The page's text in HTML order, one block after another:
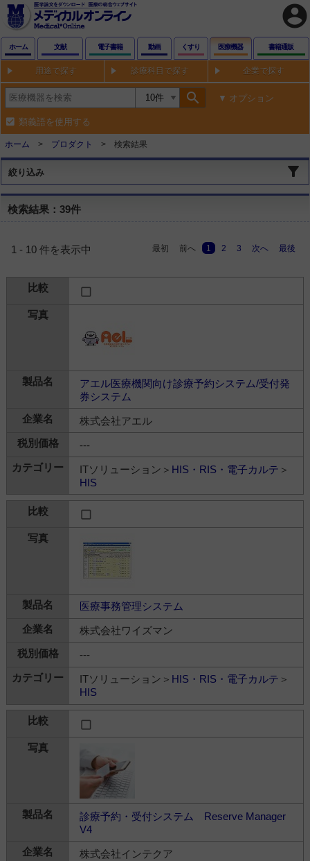
account_circle
ホーム 文献 電子書籍 動画 くすり 医療機器 書籍通販
用途で探す 診療科目で探す 企業で探す
search オプション
類義語を使用する
ホーム プロダクト 検索結果
絞り込み
検索結果：39件
1 - 10 件を表示中 最初 前へ 1 2 3 次へ 最後
アエル医療機関向け診療予約システム/受付発
券システム
株式会社アエル
---
ITソリューション＞ HIS・RIS・電子カルテ ＞
HIS
医療事務管理システム
株式会社ワイズマン
---
ITソリューション＞ HIS・RIS・電子カルテ ＞
HIS
診療予約・受付システム Reserve Manager
V4
株式会社インテクア